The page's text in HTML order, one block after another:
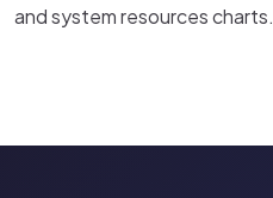
and system resources charts.